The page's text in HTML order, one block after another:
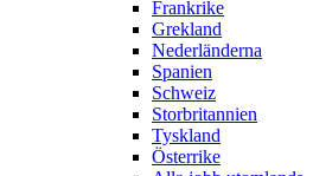
Frankrike
Grekland
Nederländerna
Spanien
Schweiz
Storbritannien
Tyskland
Österrike